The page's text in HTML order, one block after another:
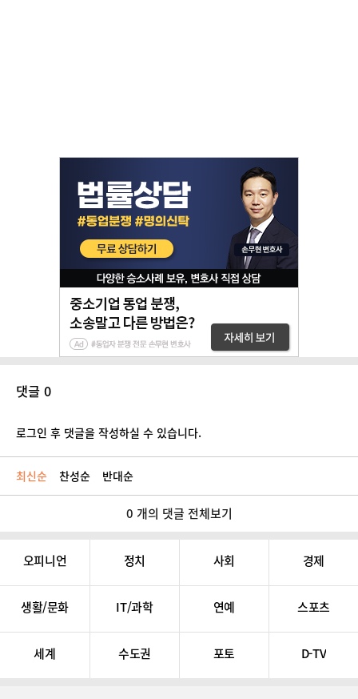
댓글 0
로그인 후 댓글을 작성하실 수 있습니다.
최신순 찬성순 반대순
0 개의 댓글 전체보기
오피니언 정치 사회 경제
생활/문화 IT/과학 연예 스포츠
세계 수도권 포토 D-TV